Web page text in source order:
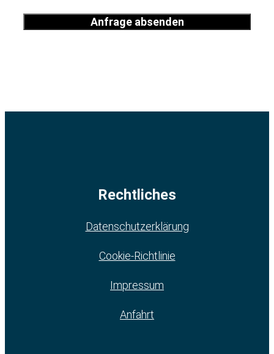
Anfrage absenden
Rechtliches
Datenschutzerklärung
Cookie-Richtlinie
Impressum
Anfahrt